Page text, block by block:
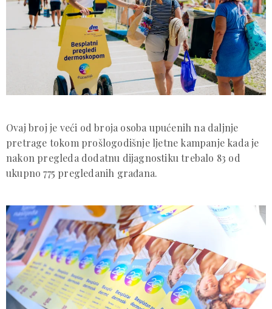
Ovaj broj je veći od broja osoba upućenih na daljnje
pretrage tokom prošlogodišnje ljetne kampanje kada je
nakon pregleda dodatnu dijagnostiku trebalo 83 od
ukupno 775 pregledanih građana.